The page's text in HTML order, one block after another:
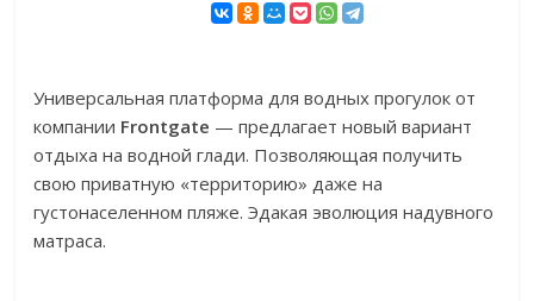
Универсальная платформа для водных прогулок от
компании Frontgate — предлагает новый вариант
отдыха на водной глади. Позволяющая получить
свою приватную «территорию» даже на
густонаселенном пляже. Эдакая эволюция надувного
матраса.